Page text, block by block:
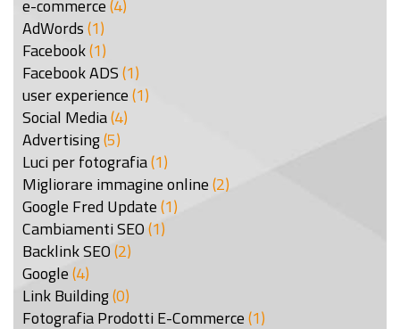
e-commerce(4)
AdWords(1)
Facebook(1)
Facebook ADS(1)
user experience(1)
Social Media(4)
Advertising(5)
Luci per fotografia(1)
Migliorare immagine online(2)
Google Fred Update(1)
Cambiamenti SEO(1)
Backlink SEO(2)
Google(4)
Link Building(0)
Fotografia Prodotti E-Commerce(1)